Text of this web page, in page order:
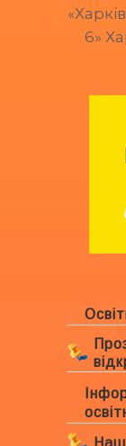
6»
Наш